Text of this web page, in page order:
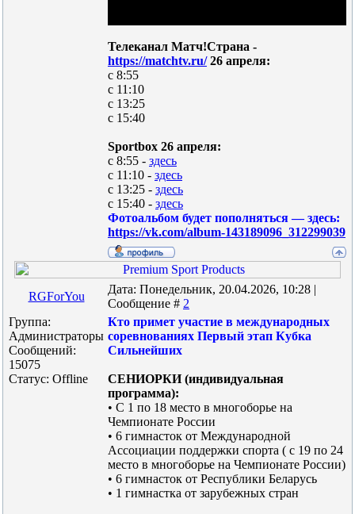
Телеканал Матч!Страна -
https://matchtv.ru/26 апреля:
с 8:55
с 11:10
с 13:25
с 15:40
Sportbox 26 апреля:
с 8:55 - здесь
с 11:10 - здесь
с 13:25 - здесь
с 15:40 - здесь
Фотоальбом будет пополняться — здесь:
https://vk.com/album-143189096_312299039
RGForYou
Дата: Понедельник, 20.04.2026, 10:28 |
Сообщение # 2
Группа:
Администраторы
Сообщений:
15075
Статус: Offline
Кто примет участие в международных
соревнованиях Первый этап Кубка
Сильнейших
СЕНИОРКИ (индивидуальная
программа):
• С 1 по 18 место в многоборье на
Чемпионате России
• 6 гимнасток от Международной
Ассоциации поддержки спорта ( с 19 по 24
место в многоборье на Чемпионате России)
• 6 гимнасток от Республики Беларусь
• 1 гимнастка от зарубежных стран